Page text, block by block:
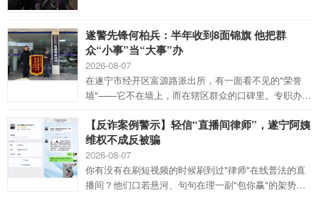
对弈。墙上挂满甲胄设计图纸，案头摆着铸造、锻铁、
钣金的各式工具，不远处数套成品甲胄静立如沉默的武
士。这里是“玉衡司”甲胄制作工作室，负责人叫成曦，
1994年出生，
遂警先锋何柏兵：半年收到8面锦旗 他把群
众“小事”当“大事”办
2026-08-07
在遂宁市经开区富源路派出所，有一面看不见的"荣誉
墙"——它不在墙上，而在辖区群众的口碑里。专职办案
面，仅今年上半年就获赠8面。每一面锦旗背后，都是
一件看似不起眼的"小事"；而正是这些被何柏兵当作"心
头大事"来办的小事，织就了群众对他的最深信赖。何柏
兵，1992年出生，十年扎根基层，全权负责辖区刑事案
件侦办。他所守护的这片区域，地处城乡结合部与经开
【反诈案例警示】轻信“直播间律师”，遂宁阿姨
维权不成反被骗
2026-08-07
你有没有在刷短视频的时候刷到过"律师"在线普法的直
播间？他们口若悬河、句句在理一副"包你赢"的架势但